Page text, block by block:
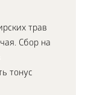
трав
Сбор на
тонус